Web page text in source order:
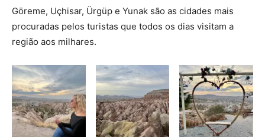
Göreme, Uçhisar, Ürgüp e Yunak são as cidades mais
procuradas pelos turistas que todos os dias visitam a
região aos milhares.